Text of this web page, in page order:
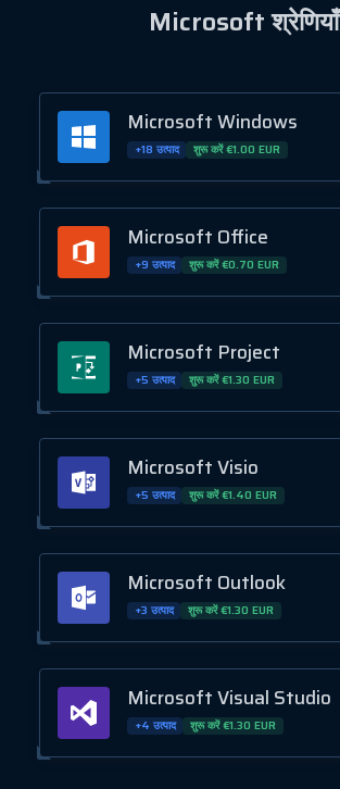
Microsoft श्रेणियाँ
Microsoft Windows
+18 उत्पाद शुरू करें €1.00 EUR
Microsoft Office
+9 उत्पाद शुरू करें €0.70 EUR
Microsoft Project
+5 उत्पाद शुरू करें €1.30 EUR
Microsoft Visio
+5 उत्पाद शुरू करें €1.40 EUR
Microsoft Outlook
+3 उत्पाद शुरू करें €1.30 EUR
Microsoft Visual Studio
+4 उत्पाद शुरू करें €1.30 EUR